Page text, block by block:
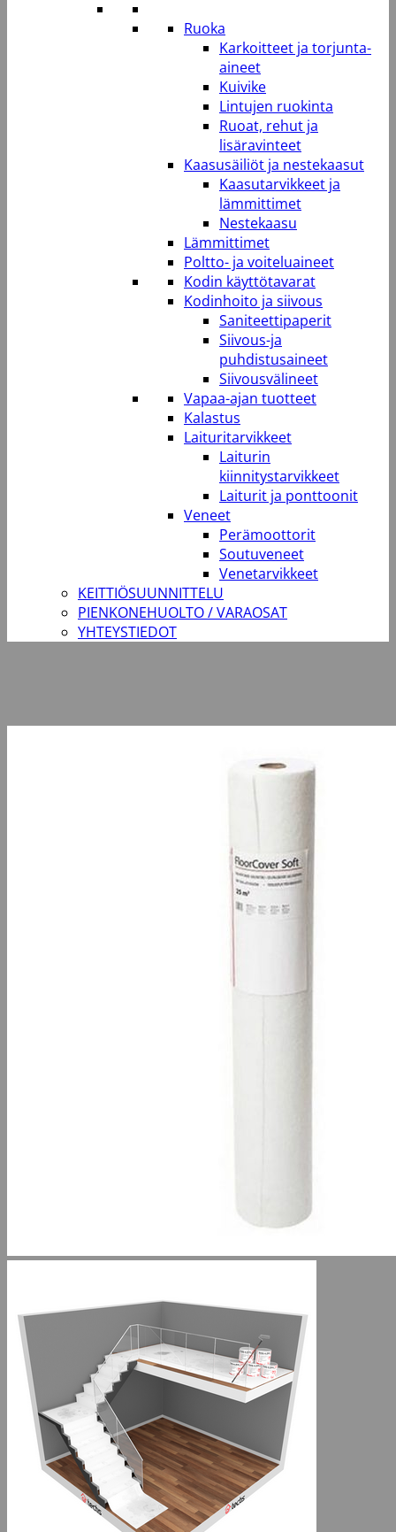
Ruoka
Karkoitteet ja torjunta-
aineet
Kuivike
Lintujen ruokinta
Ruoat, rehut ja
lisäravinteet
Kaasusäiliöt ja nestekaasut
Kaasutarvikkeet ja
lämmittimet
Nestekaasu
Lämmittimet
Poltto- ja voiteluaineet
Kodin käyttötavarat
Kodinhoito ja siivous
Saniteettipaperit
Siivous-ja
puhdistusaineet
Siivousvälineet
Vapaa-ajan tuotteet
Kalastus
Laituritarvikkeet
Laiturin
kiinnitystarvikkeet
Laiturit ja ponttoonit
Veneet
Perämoottorit
Soutuveneet
Venetarvikkeet
KEITTIÖSUUNNITTELU
PIENKONEHUOLTO / VARAOSAT
YHTEYSTIEDOT